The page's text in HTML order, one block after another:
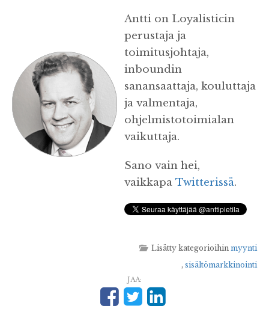
Antti on Loyalisticin
perustaja ja
toimitusjohtaja,
inboundin
sanansaattaja, kouluttaja
ja valmentaja,
ohjelmistotoimialan
vaikuttaja.
Sano vain hei,
vaikkapa Twitterissä.
Lisätty kategorioihin myynti
, sisältömarkkinointi
JAA: